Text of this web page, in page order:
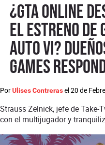
¿GTA Online
el estreno de
Auto VI?
Games
PorUlises Contrerasel20 de
Strauss Zelnick, jefe de Take-
con el multijugador y